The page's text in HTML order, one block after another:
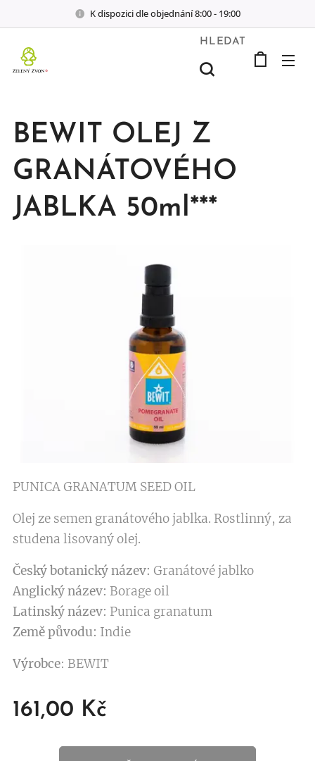
K dispozici dle objednání 8:00 - 19:00
HLEDAT
BEWIT OLEJ Z
GRANÁTOVÉHO
JABLKA 50ml***
PUNICA GRANATUM SEED OIL
Olej ze semen granátového jablka. Rostlinný, za
studena lisovaný olej.
Český botanický název: Granátové jablko
Anglický název: Borage oil
Latinský název: Punica granatum
Země původu: Indie
Výrobce: BEWIT
161,00 Kč